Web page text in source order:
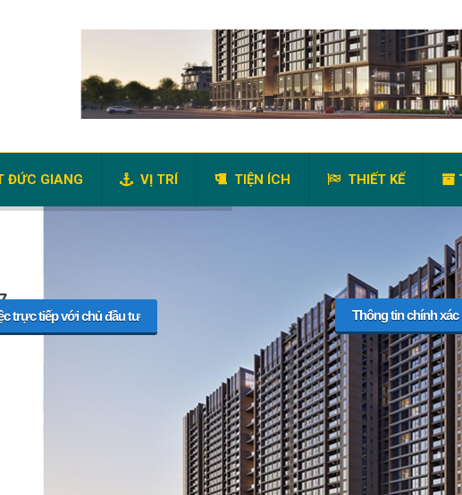
ĐỨC GIANG VỊ TRÍ TIỆN ÍCH THIẾT KẾ
trực tiếp với chủ đầu tư Thông tin chính xác
kì phụ phí nào